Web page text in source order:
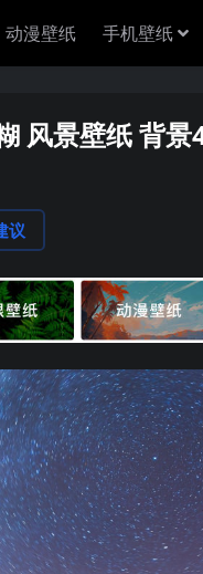
动漫壁纸 手机壁纸
风景壁纸 背
议